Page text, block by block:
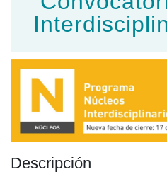
Descripción